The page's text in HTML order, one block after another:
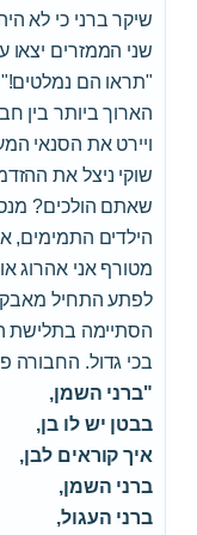
שיקר ברני כי לא
שני הממזרים יצאו
"תראו הם
הארוך ביותר בין
ויירט את הסנאי
שוקי ניצל את
שאתם הולכים?
הילדים התמימים,
מטורף אני אהרוג
לפתע התחיל
הסתיימה בתלישת
בכי גדול. החבורה
"ברני השמן,
בבטן יש לו בן,
איך קוראים לבן,
ברני השמן,
ברני העגול,